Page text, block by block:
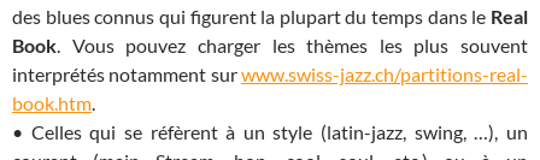
des blues connus qui figurent la plupart du temps dans le Real
Book . Vous pouvez charger les thèmes les plus souvent
interprétés notamment surwww.swiss-jazz.ch/partitions-real-
book.htm
• Celles qui se réfèrent à un style (latin-jazz, swing, …), un